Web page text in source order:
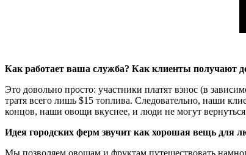
Как работает ваша служба? Как клиенты получают
Это довольно просто: участники платят взнос (в
тратя всего лишь $15 топлива. Следовательно, наши
концов, наши овощи вкуснее, и люди не могут
Идея городских ферм звучит как хорошая вещь для
Мы позволяем овощам и фруктам путешествовать